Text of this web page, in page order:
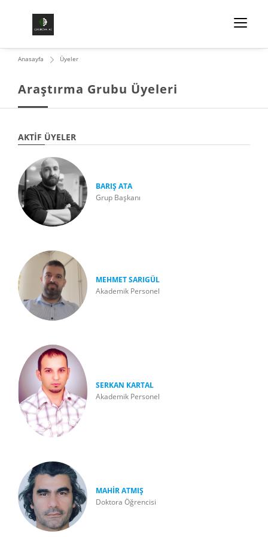
Araştırma Grubu Üyeleri
Anasayfa Üyeler
AKTIF ÜYELER
BARIŞ ATA
Grup Başkanı
MEHMET SARIGÜL
Akademik Personel
SERKAN KARTAL
Akademik Personel
MAHİR ATMIŞ
Doktora Öğrencisi